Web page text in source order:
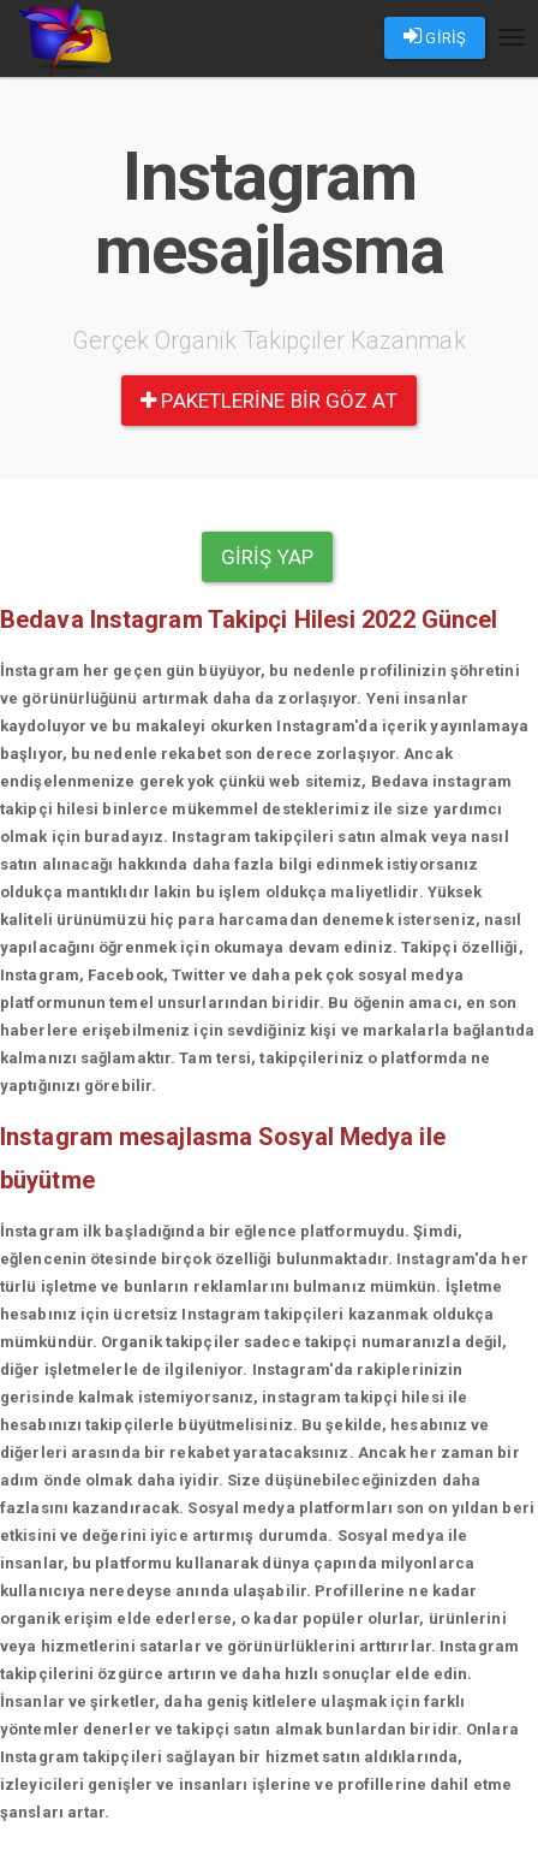
GİRİŞ
Instagram
mesajlasma
Gerçek Organik Takipçiler Kazanmak
PAKETLERINE BIR GÖZ AT
GIRIŞ YAP
Bedava Instagram Takipçi Hilesi 2022 Güncel
İnstagram her geçen gün büyüyor, bu nedenle profilinizin şöhretini
ve görünürlüğünü artırmak daha da zorlaşıyor. Yeni insanlar
kaydoluyor ve bu makaleyi okurken Instagram'da içerik yayınlamaya
başlıyor, bu nedenle rekabet son derece zorlaşıyor. Ancak
endişelenmenize gerek yok çünkü web sitemiz, Bedava instagram
takipçi hilesi binlerce mükemmel desteklerimiz ile size yardımcı
olmak için buradayız. Instagram takipçileri satın almak veya nasıl
satın alınacağı hakkında daha fazla bilgi edinmek istiyorsanız
oldukça mantıklıdır lakin bu işlem oldukça maliyetlidir. Yüksek
kaliteli ürünümüzü hiç para harcamadan denemek isterseniz, nasıl
yapılacağını öğrenmek için okumaya devam ediniz. Takipçi özelliği,
Instagram, Facebook, Twitter ve daha pek çok sosyal medya
platformunun temel unsurlarından biridir. Bu öğenin amacı, en son
haberlere erişebilmeniz için sevdiğiniz kişi ve markalarla bağlantıda
kalmanızı sağlamaktır. Tam tersi, takipçileriniz o platformda ne
yaptığınızı görebilir.
Instagram mesajlasma Sosyal Medya ile
büyütme
İnstagram ilk başladığında bir eğlence platformuydu. Şimdi,
eğlencenin ötesinde birçok özelliği bulunmaktadır. Instagram'da her
türlü işletme ve bunların reklamlarını bulmanız mümkün. İşletme
hesabınız için ücretsiz Instagram takipçileri kazanmak oldukça
mümkündür. Organik takipçiler sadece takipçi numaranızla değil,
diğer işletmelerle de ilgileniyor. Instagram'da rakiplerinizin
gerisinde kalmak istemiyorsanız, instagram takipçi hilesi ile
hesabınızı takipçilerle büyütmelisiniz. Bu şekilde, hesabınız ve
diğerleri arasında bir rekabet yaratacaksınız. Ancak her zaman bir
adım önde olmak daha iyidir. Size düşünebileceğinizden daha
fazlasını kazandıracak. Sosyal medya platformları son on yıldan beri
etkisini ve değerini iyice artırmış durumda. Sosyal medya ile
insanlar, bu platformu kullanarak dünya çapında milyonlarca
kullanıcıya neredeyse anında ulaşabilir. Profillerine ne kadar
organik erişim elde ederlerse, o kadar popüler olurlar, ürünlerini
veya hizmetlerini satarlar ve görünürlüklerini arttırırlar. Instagram
takipçilerini özgürce artırın ve daha hızlı sonuçlar elde edin.
İnsanlar ve şirketler, daha geniş kitlelere ulaşmak için farklı
yöntemler denerler ve takipçi satın almak bunlardan biridir. Onlara
Instagram takipçileri sağlayan bir hizmet satın aldıklarında,
izleyicileri genişler ve insanları işlerine ve profillerine dahil etme
şansları artar.